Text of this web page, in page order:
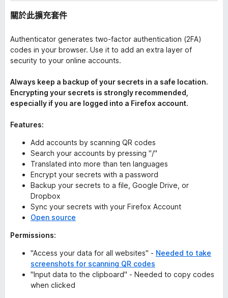
關於此擴充套件
Authenticator generates two-factor authentication (2FA)
codes in your browser. Use it to add an extra layer of
security to your online accounts.
Always keep a backup of your secrets in a safe location.
Encrypting your secrets is strongly recommended,
especially if you are logged into a Firefox account.
Features:
Add accounts by scanning QR codes
Search your accounts by pressing "/"
Translated into more than ten languages
Encrypt your secrets with a password
Backup your secrets to a file, Google Drive, or
Dropbox
Sync your secrets with your Firefox Account
Open source
Permissions:
"Access your data for all websites" - Needed to take
screenshots for scanning QR codes
"Input data to the clipboard" - Needed to copy codes
when clicked